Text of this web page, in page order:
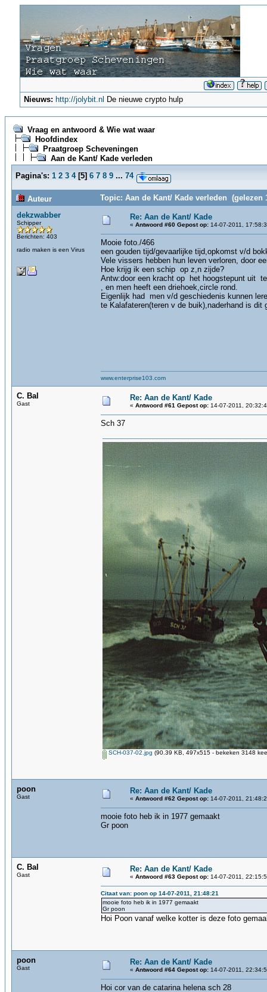
Nieuws: http://jolybit.nl De nieuwe crypto hulp
Vraag en antwoord & Wie wat waar
Hoofdindex
Praatgroep Scheveningen
Aan de Kant/ Kade verleden
Pagina's: 1 2 3 4[5] 6 7 8 9 ... 74
Auteur
Topic: Aan de Kant/ Kade verleden (gelezen
dekzwabber
Schipper
Berichten: 403
radio maken is een Virus
Re: Aan de Kant/ Kade
« Antwoord #60 Gepost op: 14-07-2011,
Mooie foto./466
een gouden tijd/gevaarlijke tijd,opkomst v/d
Vele vissers hebben hun leven verloren, door
Hoe krijg ik een schip op z,n zijde?
Antw:door een kracht op het hoogstepunt uit
, en men heeft een driehoek,circle rond.
Eigenlijk had men v/d geschiedenis kunnen
te Kalafateren(teren v de buik),naderhand is dit
www.enterprise103.com
C. Bal
Gast
Re: Aan de Kant/ Kade
« Antwoord #61 Gepost op: 14-07-2011,
Sch 37
SCH-037-02.jpg (90.39 KB, 497x515 - bekeken 3148
poon
Gast
Re: Aan de Kant/ Kade
« Antwoord #62 Gepost op: 14-07-2011,
mooie foto heb ik in 1977 gemaakt
Gr poon
C. Bal
Gast
Re: Aan de Kant/ Kade
« Antwoord #63 Gepost op: 14-07-2011,
Citaat van: poon op 14-07-2011, 21:48:21
mooie foto heb ik in 1977 gemaakt
Gr poon
Hoi Poon vanaf welke kotter is deze foto
poon
Gast
Re: Aan de Kant/ Kade
« Antwoord #64 Gepost op: 14-07-2011,
Hoi cor van de catarina helena sch 28